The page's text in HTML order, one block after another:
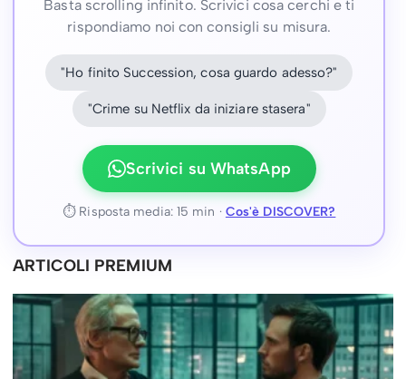
Basta scrolling infinito. Scrivici cosa cerchi e ti
rispondiamo noi con consigli su misura.
"Ho finito Succession, cosa guardo adesso?"
"Crime su Netflix da iniziare stasera"
Scrivici su WhatsApp
⏱ Risposta media: 15 min · Cos'è DISCOVER?
ARTICOLI PREMIUM